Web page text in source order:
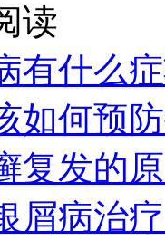
读
有什么
如何预
复发的
屑病治